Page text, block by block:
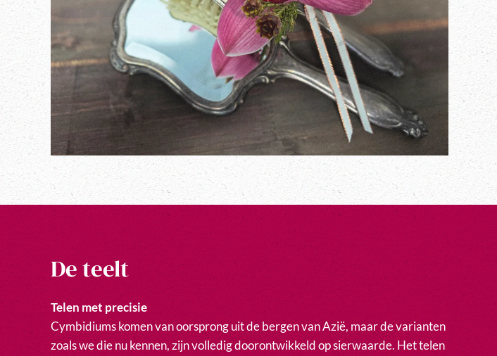
De teelt
Telen met precisie
Cymbidiums komen van oorsprong uit de bergen van Azië, maar de varianten
zoals we die nu kennen, zijn volledig doorontwikkeld op sierwaarde. Het telen